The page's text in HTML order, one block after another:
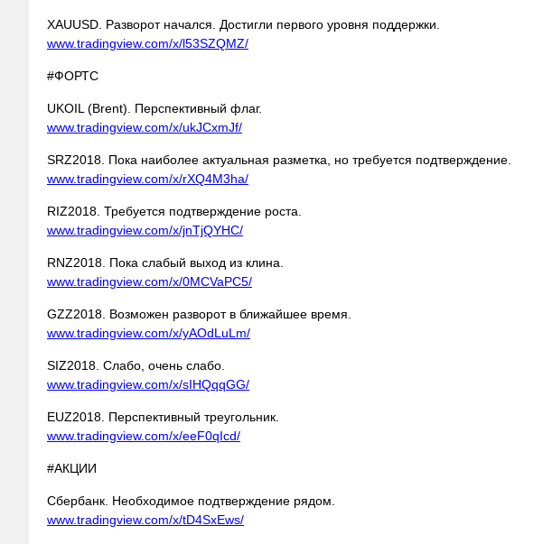
XAUUSD. Разворот начался. Достигли первого уровня поддержки.
www.tradingview.com/x/l53SZQMZ/
#ФОРТС
UKOIL (Brent). Перспективный флаг.
www.tradingview.com/x/ukJCxmJf/
SRZ2018. Пока наиболее актуальная разметка, но требуется подтверждение.
www.tradingview.com/x/rXQ4M3ha/
RIZ2018. Требуется подтверждение роста.
www.tradingview.com/x/jnTjQYHC/
RNZ2018. Пока слабый выход из клина.
www.tradingview.com/x/0MCVaPC5/
GZZ2018. Возможен разворот в ближайшее время.
www.tradingview.com/x/yAOdLuLm/
SIZ2018. Слабо, очень слабо.
www.tradingview.com/x/sIHQqqGG/
EUZ2018. Перспективный треугольник.
www.tradingview.com/x/eeF0qIcd/
#АКЦИИ
Сбербанк. Необходимое подтверждение рядом.
www.tradingview.com/x/tD4SxEws/